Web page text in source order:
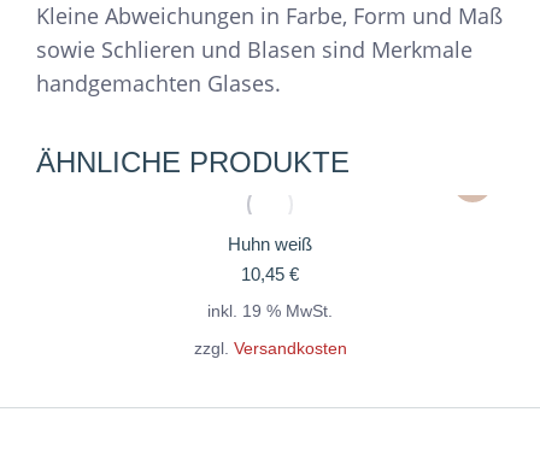
Kleine Abweichungen in Farbe, Form und Maß
sowie Schlieren und Blasen sind Merkmale
handgemachten Glases.
ÄHNLICHE PRODUKTE
Huhn weiß
10,45 €
inkl. 19 % MwSt.
zzgl. Versandkosten